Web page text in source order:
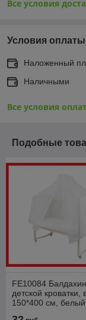
Все условия
Условия оплаты
Наложенный
Наличными
Все условия
Подобные
FE10084
детской кроватки,
150*400 см,